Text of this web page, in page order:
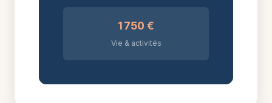
1 750 €
Vie & activités